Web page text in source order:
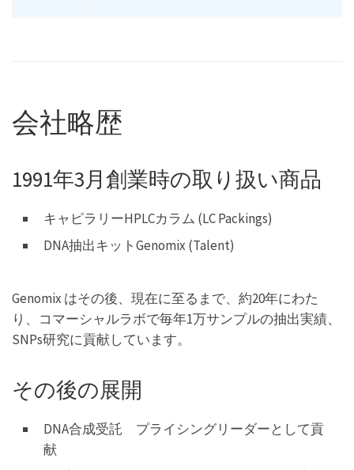
会社略歴
1991年3月創業時の取り扱い商品
キャピラリーHPLCカラム (LC Packings)
DNA抽出キットGenomix (Talent)
Genomix はその後、現在に至るまで、約20年にわた
り、コマーシャルラボで毎年1万サンプルの抽出実績、
SNPs研究に貢献しています。
その後の展開
DNA合成受託 プライシングリーダーとして貢
献